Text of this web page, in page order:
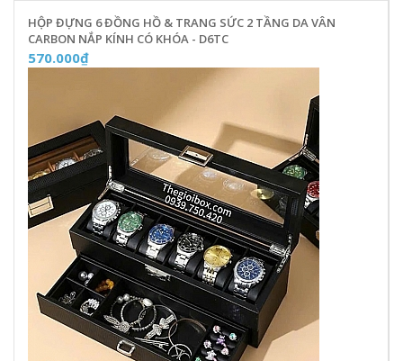
HỘP ĐỰNG 6 ĐỒNG HỒ & TRANG SỨC 2 TẦNG DA VÂN
CARBON NẮP KÍNH CÓ KHÓA - D6TC
570.000₫